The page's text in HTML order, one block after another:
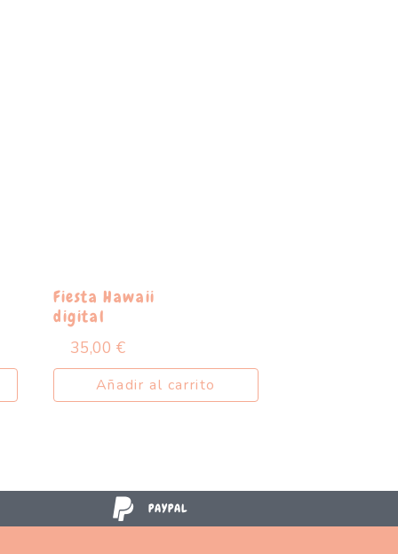
Fiesta Hawaii
digital
35,00 €
Añadir al carrito
PAYPAL